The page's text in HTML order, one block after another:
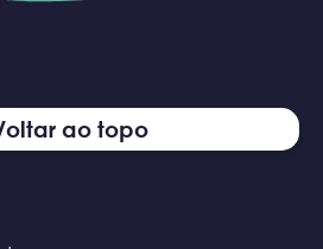
ao topo